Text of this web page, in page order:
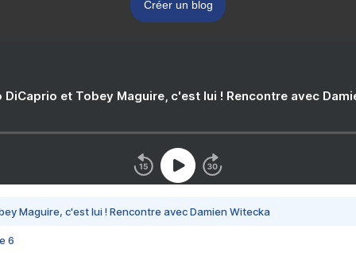
Créer un blog
DiCaprio et Tobey Maguire, c'est lui ! Rencontre avec
Maguire, c'est lui ! Rencontre avec Damien Witecka
6